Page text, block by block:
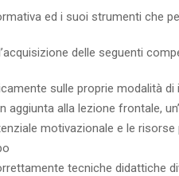
ed i suoi strumenti che
delle seguenti
sulle proprie modalità
aggiunta alla lezione frontale,
motivazionale e le
tecniche didattiche